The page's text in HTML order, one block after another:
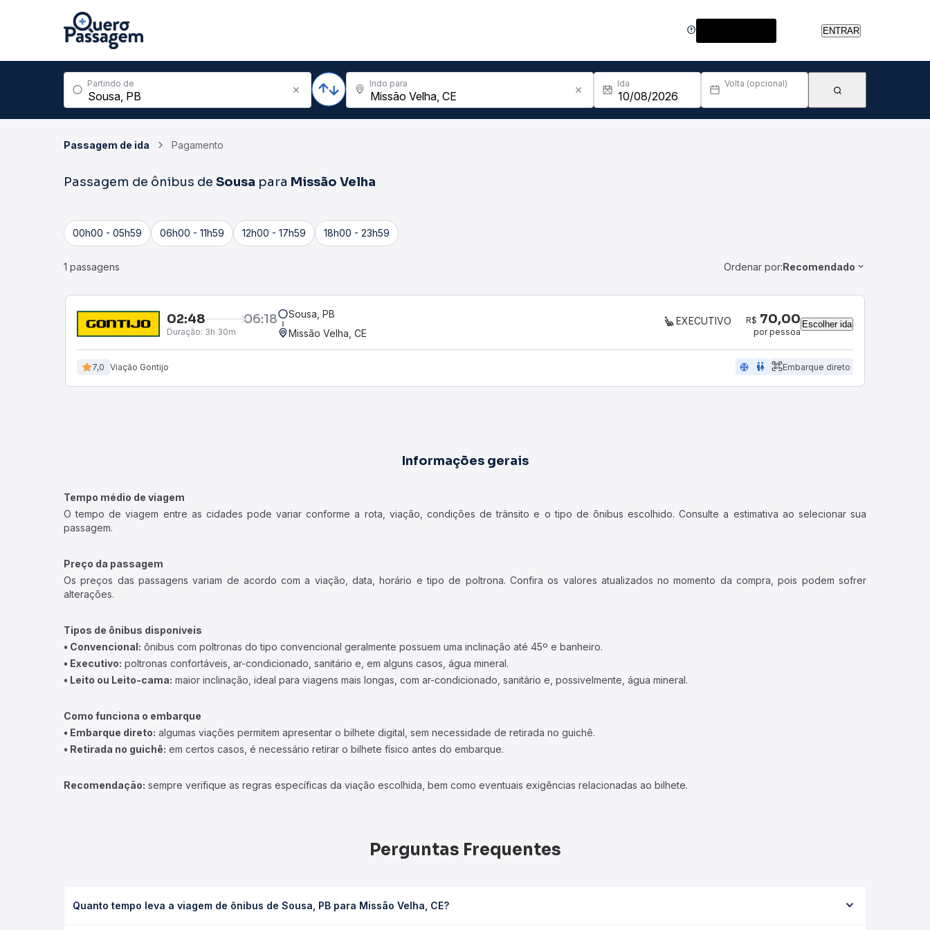
ENTRAR
Partindo de Indo para Ida Volta (opcional)
Passagem de ida Pagamento
Passagem de ônibus de Sousa para Missão Velha
00h00 - 05h59 06h00 - 11h59 12h00 - 17h59 18h00 - 23h59
1 passagens Ordenar por:Recomendado
02:48 06:18
Duração: 3h 30m
Sousa, PB
Missão Velha, CE
EXECUTIVO R$ 70,00
por pessoa
Escolher ida
7,0 Viação Gontijo ac_unit wc Embarque direto
Informações gerais
Tempo médio de viagem
O tempo de viagem entre as cidades pode variar conforme a rota, viação, condições de trânsito e o tipo de ônibus escolhido. Consulte a estimativa ao selecionar sua
passagem.
Preço da passagem
Os preços das passagens variam de acordo com a viação, data, horário e tipo de poltrona. Confira os valores atualizados no momento da compra, pois podem sofrer
alterações.
Tipos de ônibus disponíveis
• Convencional: ônibus com poltronas do tipo convencional geralmente possuem uma inclinação até 45º e banheiro.
• Executivo: poltronas confortáveis, ar-condicionado, sanitário e, em alguns casos, água mineral.
• Leito ou Leito-cama: maior inclinação, ideal para viagens mais longas, com ar-condicionado, sanitário e, possivelmente, água mineral.
Como funciona o embarque
• Embarque direto: algumas viações permitem apresentar o bilhete digital, sem necessidade de retirada no guichê.
• Retirada no guichê: em certos casos, é necessário retirar o bilhete físico antes do embarque.
Recomendação: sempre verifique as regras específicas da viação escolhida, bem como eventuais exigências relacionadas ao bilhete.
Perguntas Frequentes
Quanto tempo leva a viagem de ônibus de Sousa, PB para Missão Velha, CE?